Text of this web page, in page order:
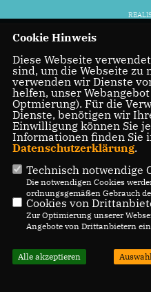
Cookie Hinweis
Diese Webseite
sind, um die Webseite zu
verwenden wir Dienste
helfen, unser
Optmierung). Für die
Dienste, benötigen wir
Einwilligung können Sie
Informationen finden Sie
Datenschutzerklärung.
Technisch notwendige
Die notwendigen Cookies
ordnungsgemäßen Gebrauch
Cookies von
Zur Optimierung unserer
Angebote von Drittanbietern
Alle akzeptieren